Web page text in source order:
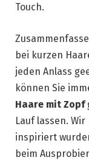
Touch.
bei kurzen
jeden Anlass
können Sie
Haare mit Zopf
Lauf lassen.
inspiriert
beim